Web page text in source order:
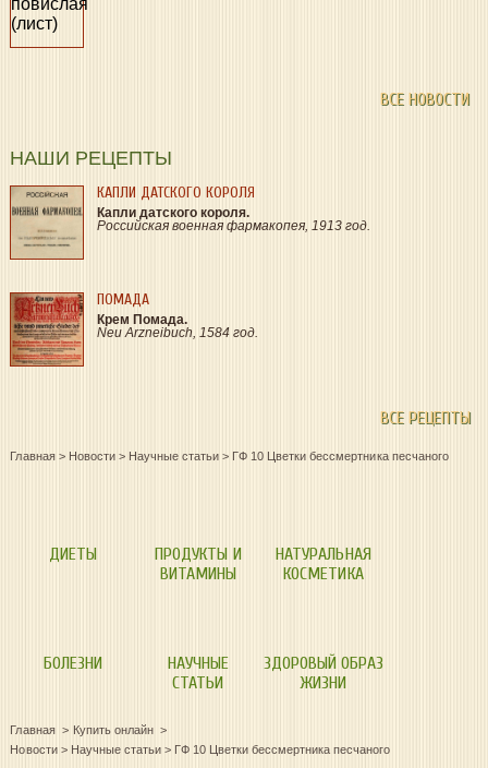
ВСЕ НОВОСТИ
НАШИ РЕЦЕПТЫ
КАПЛИ ДАТСКОГО КОРОЛЯ
Капли датского короля.
Российская военная фармакопея, 1913 год.
ПОМАДА
Крем Помада.
Neu Arzneibuch, 1584 год.
ВСЕ РЕЦЕПТЫ
Главная > Новости > Научные статьи> ГФ 10 Цветки бессмертника песчаного
ДИЕТЫ
ПРОДУКТЫ И
ВИТАМИНЫ
НАТУРАЛЬНАЯ
КОСМЕТИКА
БОЛЕЗНИ
НАУЧНЫЕ
СТАТЬИ
ЗДОРОВЫЙ ОБРАЗ
ЖИЗНИ
Главная
Купить онлайн
Новости > Научные статьи > ГФ 10 Цветки бессмертника песчаного